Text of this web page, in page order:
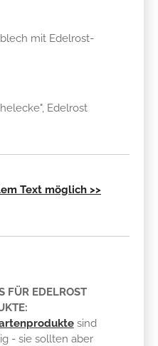
mit Edelrost-
Edelrost
Text möglich >>
FÜR EDELROST
sind
- sie sollten aber